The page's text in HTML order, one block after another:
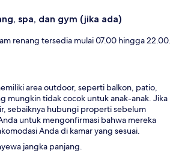
spa, dan gym (jika ada)
renang tersedia mulai 07.00 hingga 22.00.
area outdoor, seperti balkon, patio,
mungkin tidak cocok untuk anak-anak. Jika
sebaiknya hubungi properti sebelum
untuk mengonfirmasi bahwa mereka
Anda di kamar yang sesuai.
jangka panjang.